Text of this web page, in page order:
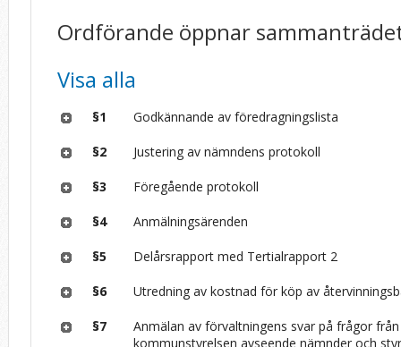
Ordförande öppnar
Visa alla
§1 Godkännande av föredragningslista
§2 Justering av nämndens protokoll
§3 Föregående protokoll
§4 Anmälningsärenden
§5 Delårsrapport med Tertialrapport 2
§6 Utredning av kostnad för köp av
§7
Anmälan av förvaltningens svar på frågor från
kommunstyrelsen avseende nämnder och